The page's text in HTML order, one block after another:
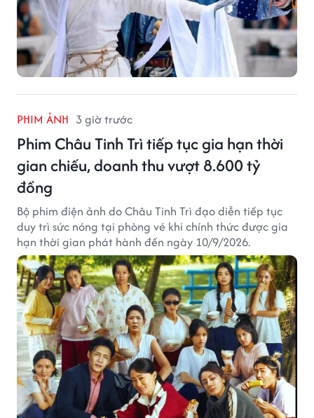
PHIM ẢNH 3 giờ trước
Phim Châu Tinh Trì tiếp tục gia hạn thời
gian chiếu, doanh thu vượt 8.600 tỷ
đồng
Bộ phim điện ảnh do Châu Tinh Trì đạo diễn tiếp tục
duy trì sức nóng tại phòng vé khi chính thức được gia
hạn thời gian phát hành đến ngày 10/9/2026.